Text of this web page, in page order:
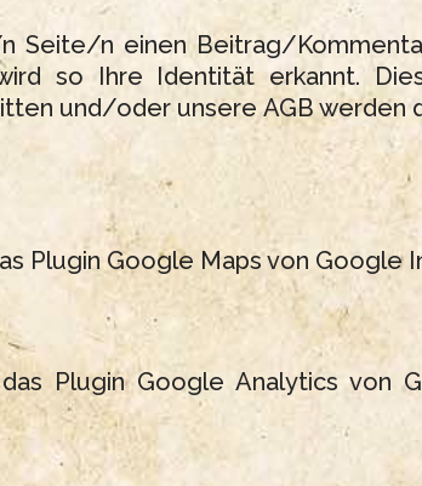
Seite/n einen Beitrag/
so Ihre Identität erkannt.
und/oder unsere AGB
Plugin Google Maps von Google
Plugin Google Analytics von